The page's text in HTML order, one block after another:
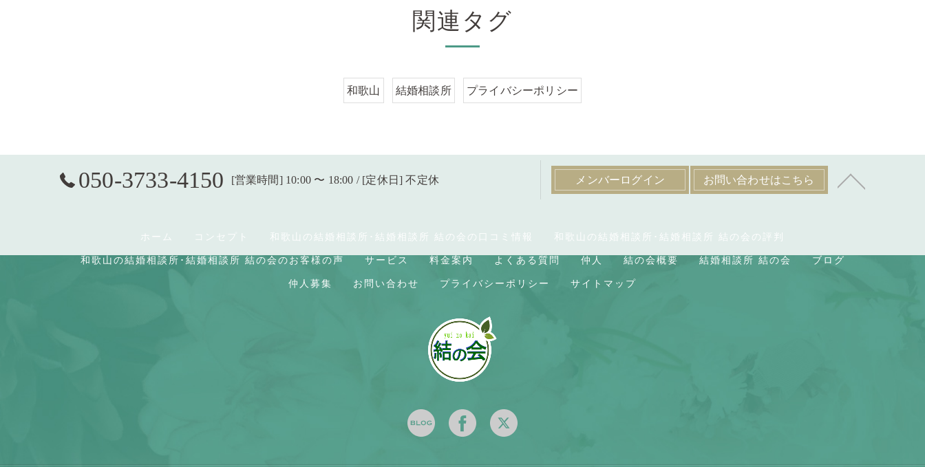
関連タグ
和歌山 結婚相談所 プライバシーポリシー
050-3733-4150 [営業時間] 10:00 〜 18:00 / [定休日] 不定休 メンバーログイン お問い合わせはこちら
ホーム コンセプト 和歌山の結婚相談所･結婚相談所 結の会の口コミ情報 和歌山の結婚相談所･結婚相談所 結の会の評判
和歌山の結婚相談所･結婚相談所 結の会のお客様の声 サービス 料金案内 よくある質問 仲人 結の会概要 結婚相談所 結の会 ブログ
仲人募集 お問い合わせ プライバシーポリシー サイトマップ